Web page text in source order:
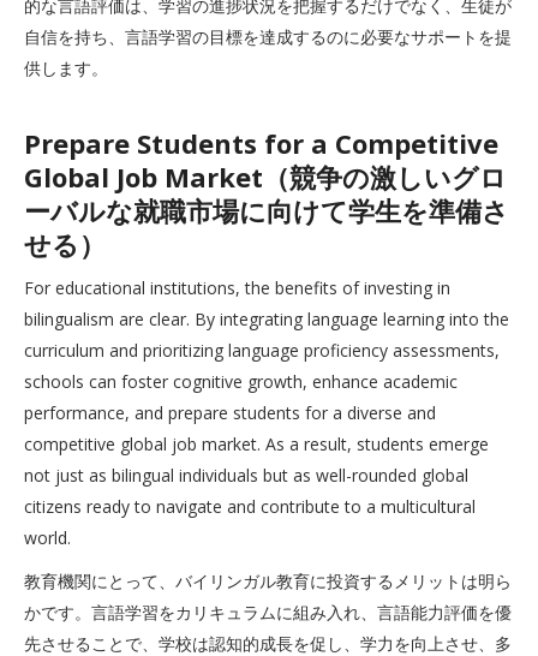
的な言語評価は、学習の進捗状況を把握するだけでなく、生徒が
自信を持ち、言語学習の目標を達成するのに必要なサポートを提
供します。
Prepare Students for a Competitive
Global Job Market（競争の激しいグロ
ーバルな就職市場に向けて学生を準備さ
せる）
For educational institutions, the benefits of investing in
bilingualism are clear. By integrating language learning into the
curriculum and prioritizing language proficiency assessments,
schools can foster cognitive growth, enhance academic
performance, and prepare students for a diverse and
competitive global job market. As a result, students emerge
not just as bilingual individuals but as well-rounded global
citizens ready to navigate and contribute to a multicultural
world.
教育機関にとって、バイリンガル教育に投資するメリットは明ら
かです。言語学習をカリキュラムに組み入れ、言語能力評価を優
先させることで、学校は認知的成長を促し、学力を向上させ、多